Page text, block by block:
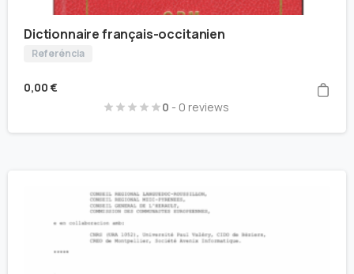
Dictionnaire français-occitanien
Referéncia
0,00 €
0 - 0 reviews